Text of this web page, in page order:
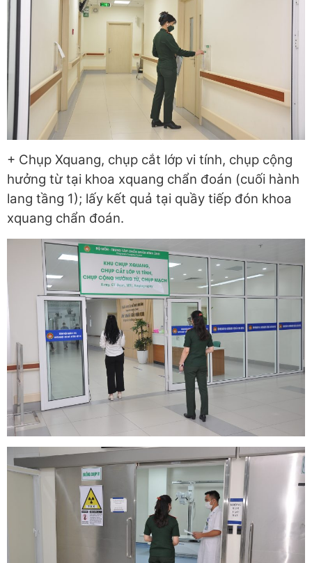
+ Chụp Xquang, chụp cắt lớp vi tính, chụp cộng
hưởng từ tại khoa xquang chẩn đoán (cuối hành
lang tầng 1); lấy kết quả tại quầy tiếp đón khoa
xquang chẩn đoán.